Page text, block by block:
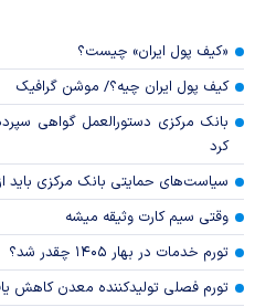
«کیف پول ایران» چیست؟
کیف پول ایران چیه؟/ موشن گرافیک
بانک مرکزی دستورالعمل گواهی
کرد
سیاست‌های حمایتی بانک مرکزی باید از
وقتی سیم کارت وثیقه میشه
تورم خدمات در بهار ۱۴۰۵ چقدر شد؟
تورم فصلی تولیدکننده معدن کاهش